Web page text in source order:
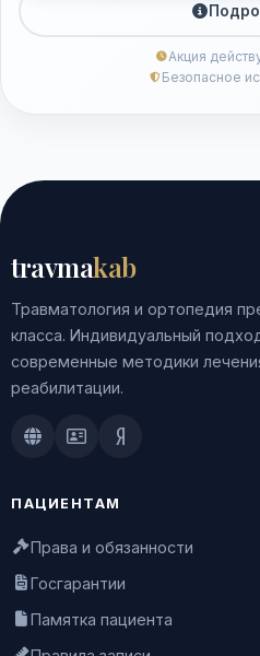
Акция
Безопасное
travmakab
Травматология и ортопедия
класса. Индивидуальный
современные методики
реабилитации.
Doctu.ruПроДокторов
Яндекс.Здоровье
ПАЦИЕНТАМ
Права и обязанности
Госгарантии
Памятка пациента